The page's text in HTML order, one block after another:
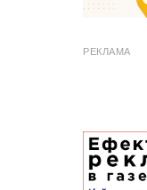
РЕКЛАМА